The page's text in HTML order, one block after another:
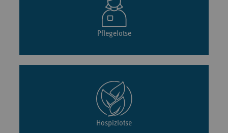
Pflegelotse
Hospizlotse